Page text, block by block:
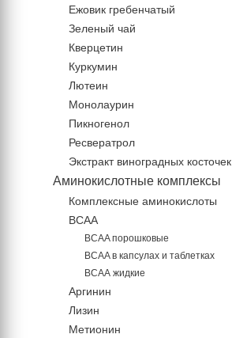
Ежовик гребенчатый
Зеленый чай
Кверцетин
Куркумин
Лютеин
Монолаурин
Пикногенол
Ресвератрол
Экстракт виноградных косточек
Аминокислотные комплексы
Комплексные аминокислоты
BCAA
BCAA порошковые
BCAA в капсулах и таблетках
ВСАА жидкие
Аргинин
Лизин
Метионин